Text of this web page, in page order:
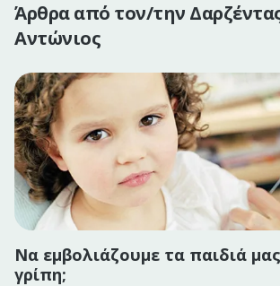
Άρθρα από τον/την
Αντώνιος
Να εμβολιάζουμε τα παιδιά
γρίπη;